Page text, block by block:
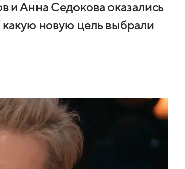
и Анна Седокова оказались
новую цель выбрали